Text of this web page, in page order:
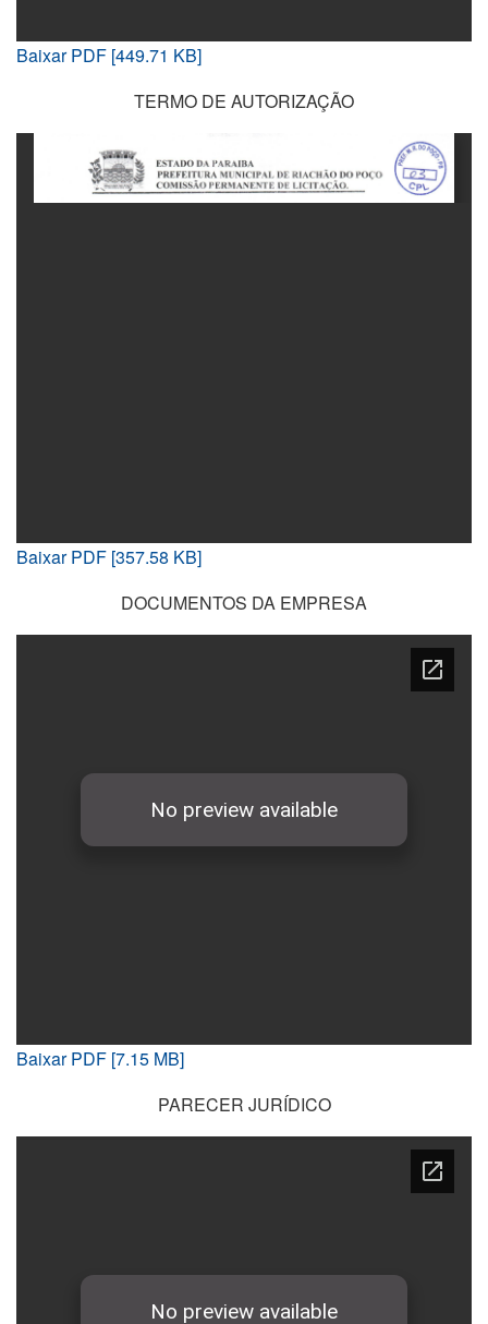
Baixar PDF [449.71 KB]
TERMO DE AUTORIZAÇÃO
Baixar PDF [357.58 KB]
DOCUMENTOS DA EMPRESA
Baixar PDF [7.15 MB]
PARECER JURÍDICO